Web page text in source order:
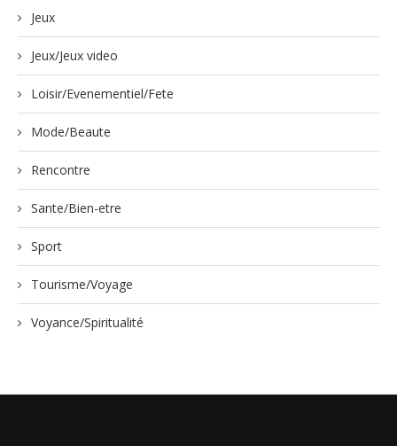
Jeux
Jeux/Jeux video
Loisir/Evenementiel/Fete
Mode/Beaute
Rencontre
Sante/Bien-etre
Sport
Tourisme/Voyage
Voyance/Spiritualité